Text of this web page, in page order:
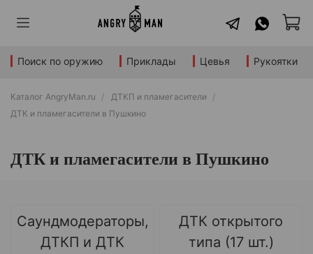
Поиск по оружию Приклады Цевья Рукоятки
Каталог AngryMan.ru
ДТКП и пламегасители
ДТК и пламегасители в Пушкино
ДТК и пламегасители в Пушкино
Саундмодераторы,
ДТКП и ДТК
ДТК открытого
типа (17 шт.)